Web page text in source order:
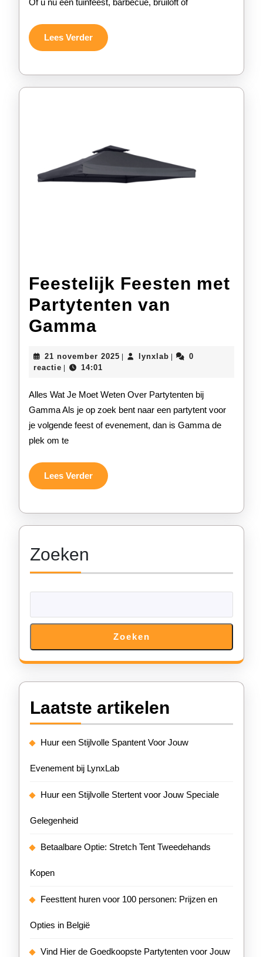
Evenement!
Of u nu een tuinfeest, barbecue, bruiloft of
Lees VerderLees
Verder
Feestelijk Feesten met
Partytenten van
Gamma
met
Partytenten
van
Gamma
21 november 2025 21
lynxlablynxlab
0
reactie
14:01
Alles Wat Je Moet Weten Over Partytenten bij
Gamma Als je op zoek bent naar een partytent voor
je volgende feest of evenement, dan is Gamma de
plek om te
Lees VerderLees
Verder
Zoeken
Zoeken
Laatste artikelen
Huur een Stijlvolle Spantent Voor Jouw
Evenement bij LynxLab
Huur een Stijlvolle Stertent voor Jouw Speciale
Gelegenheid
Betaalbare Optie: Stretch Tent Tweedehands
Kopen
Feesttent huren voor 100 personen: Prijzen en
Opties in België
Vind Hier de Goedkoopste Partytenten voor Jouw